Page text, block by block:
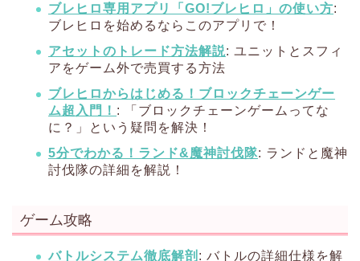
ブレヒロ専用アプリ「GO!ブレヒロ」の使い方:
ブレヒロを始めるならこのアプリで！
アセットのトレード方法解説: ユニットとスフィ
アをゲーム外で売買する方法
ブレヒロからはじめる！ブロックチェーンゲー
ム超入門！ : 「ブロックチェーンゲームってな
に？」という疑問を解決！
5分でわかる！ランド&魔神討伐隊: ランドと魔神
討伐隊の詳細を解説！
ゲーム攻略
バトルシステム徹底解剖 : バトルの詳細仕様を解